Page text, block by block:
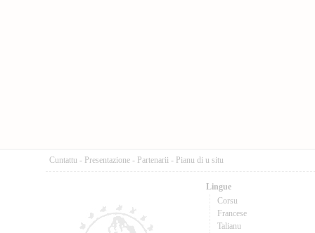
Cuntattu - Presentazione - Partenarii - Pianu di u situ
Lingue
Corsu
Francese
Talianu